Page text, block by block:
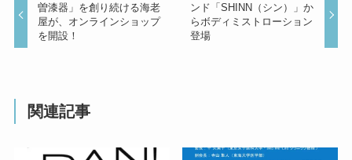
曽漆器」を創り続ける海老
屋が、オンラインショップ
を開設！
ンド「SHINN（シン）」か
らボディミストローション
登場
関連記事